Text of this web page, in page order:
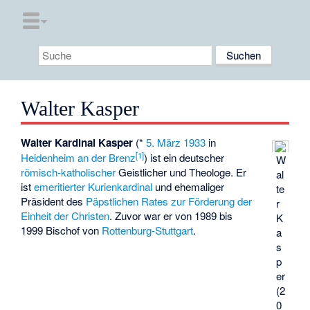
Walter Kasper
W
al
te
r
K
a
s
p
er
(2
0
Walter Kardinal Kasper (*5. März 1933 in
Heidenheim an der Brenz[1]) ist ein deutscher
römisch-katholischerGeistlicher und Theologe. Er
istemeritierter Kurienkardinal und ehemaliger
Präsident des Päpstlichen Rates zur Förderung der
Einheit der Christen. Zuvor war er von 1989 bis
1999 Bischof von Rottenburg-Stuttgart.